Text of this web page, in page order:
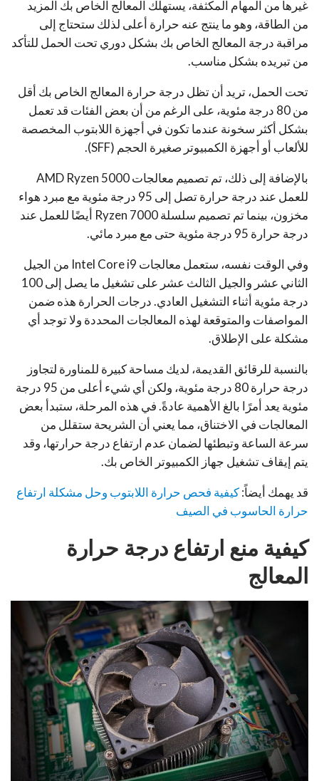
غيرها من المهام المكثفة، يستهلك المعالج الخاص بك المزيد
من الطاقة، وهو ما ينتج عنه حرارة أعلى لذلك ستحتاج إلى
مراقبة درجة المعالج الخاص بك بشكل دوري تحت الحمل للتأكد
من تبريده بشكل مناسب.
تحت الحمل، تريد أن تظل درجة حرارة المعالج الخاص بك أقل
من 80 درجة مئوية، على الرغم من أن بعض الفئات قد تعمل
بشكل أكثر سخونة عندما تكون في أجهزة اللابتوب المخصصة
للألعاب أو أجهزة الكمبيوتر صغيرة الحجم (SFF).
بالإضافة إلى ذلك، تم تصميم معالجات AMD Ryzen 5000
للعمل عند درجة حرارة تصل إلى 95 درجة مئوية مع مبرد هواء
مخزون، بينما تم تصميم سلسلة Ryzen 7000 أيضًا للعمل عند
درجة حرارة 95 درجة مئوية حتى مع مبرد مائي.
وفي الوقت نفسه، ستعمل معالجات Intel Core i9 من الجيل
الثاني عشر والجيل الثالث عشر على تشغيل ما يصل إلى 100
درجة مئوية أثناء التشغيل العادي. درجات الحرارة هذه ضمن
المواصفات والمتوقعة لهذه المعالجات المحددة ولا توجد أي
مشكلة على الإطلاق.
بالنسبة للرقائق القديمة، لديك مساحة كبيرة للمناورة لتجاوز
درجة حرارة 80 درجة مئوية، ولكن أي شيء أعلى من 95 درجة
مئوية يعد أمرًا بالغ الأهمية عادةً. في هذه المرحلة، ستبدأ بعض
المعالجات في الاختناق، مما يعني أن الشريحة ستقلل من
سرعة الساعة وتبطئها لضمان عدم ارتفاع درجة حرارتها، وقد
يتم إيقاف تشغيل جهاز الكمبيوتر الخاص بك.
قد يهمك أيضاً:كيفية فحص حرارة اللابتوب وحل مشكلة ارتفاع
حرارة الحاسوب في الصيف
كيفية منع ارتفاع درجة حرارة
المعالج